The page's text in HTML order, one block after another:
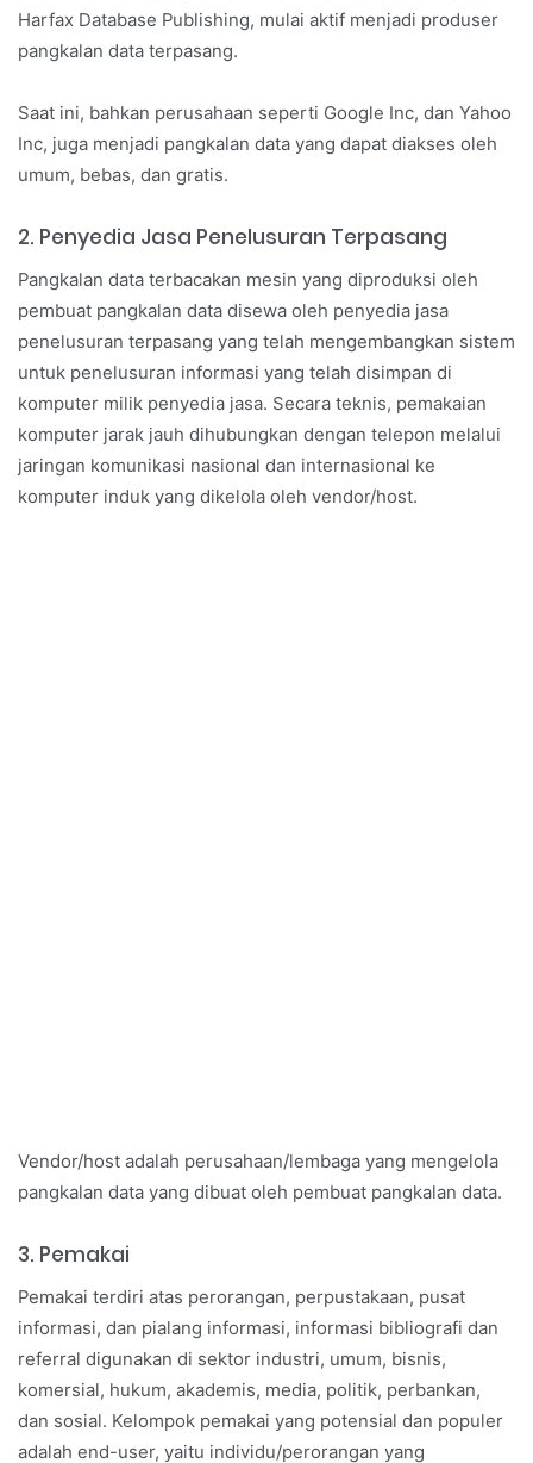
Harfax Database Publishing, mulai aktif menjadi produser
pangkalan data terpasang.
Saat ini, bahkan perusahaan seperti Google Inc, dan Yahoo
Inc, juga menjadi pangkalan data yang dapat diakses oleh
umum, bebas, dan gratis.
2. Penyedia Jasa Penelusuran Terpasang
Pangkalan data terbacakan mesin yang diproduksi oleh
pembuat pangkalan data disewa oleh penyedia jasa
penelusuran terpasang yang telah mengembangkan sistem
untuk penelusuran informasi yang telah disimpan di
komputer milik penyedia jasa. Secara teknis, pemakaian
komputer jarak jauh dihubungkan dengan telepon melalui
jaringan komunikasi nasional dan internasional ke
komputer induk yang dikelola oleh vendor/host.
Vendor/host adalah perusahaan/lembaga yang mengelola
pangkalan data yang dibuat oleh pembuat pangkalan data.
3. Pemakai
Pemakai terdiri atas perorangan, perpustakaan, pusat
informasi, dan pialang informasi, informasi bibliografi dan
referral digunakan di sektor industri, umum, bisnis,
komersial, hukum, akademis, media, politik, perbankan,
dan sosial. Kelompok pemakai yang potensial dan populer
adalah end-user, yaitu individu/perorangan yang